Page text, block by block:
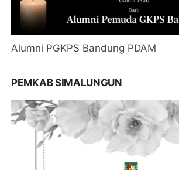
Alumni PGKPS Bandung PDAM
PEMKAB SIMALUNGUN